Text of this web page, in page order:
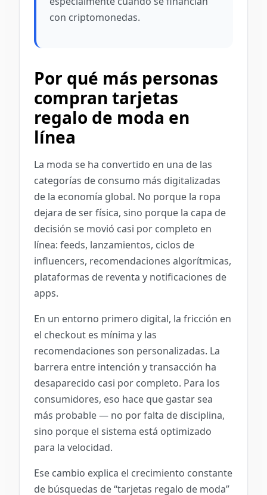
con criptomonedas.
Por qué más personas
compran tarjetas
regalo de moda en
línea
La moda se ha convertido en una de las
categorías de consumo más digitalizadas
de la economía global. No porque la ropa
dejara de ser física, sino porque la capa de
decisión se movió casi por completo en
línea: feeds, lanzamientos, ciclos de
influencers, recomendaciones algorítmicas,
plataformas de reventa y notificaciones de
apps.
En un entorno primero digital, la fricción en
el checkout es mínima y las
recomendaciones son personalizadas. La
barrera entre intención y transacción ha
desaparecido casi por completo. Para los
consumidores, eso hace que gastar sea
más probable — no por falta de disciplina,
sino porque el sistema está optimizado
para la velocidad.
Ese cambio explica el crecimiento constante
de búsquedas de “tarjetas regalo de moda”